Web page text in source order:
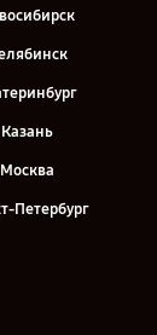
Петербург